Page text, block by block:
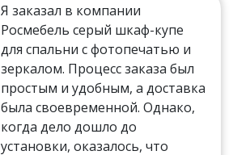
Я заказал в компании
Росмебель серый шкаф-купе
для спальни с фотопечатью и
зеркалом. Процесс заказа был
простым и удобным, а доставка
была своевременной. Однако,
когда дело дошло до
установки, оказалось, что